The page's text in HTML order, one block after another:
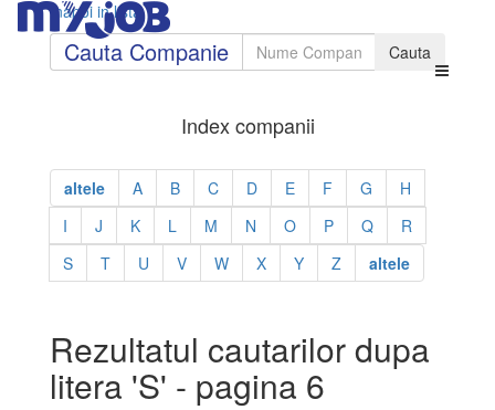
Inapoi in lista
Cauta Companie
Index companii
altele A B C D E F G
H
I
J K L M N O P Q
R
S
T U V W X Y Z altele
Rezultatul cautarilor dupa
litera 'S' - pagina 6